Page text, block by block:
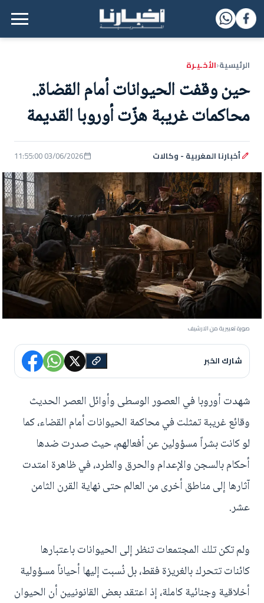
القائمة الرئيسية
الرئيسية‹الأخـيـرة
حين وقفت الحيوانات أمام القضاة..
محاكمات غريبة هزّت أوروبا القديمة
أخبارنا المغربية - وكالات 03/06/2026 11:55:00
صورة تعبيرية من الارشيف
شارك الخبر
شهدت أوروبا في العصور الوسطى وأوائل العصر الحديث
وقائع غريبة تمثلت في محاكمة الحيوانات أمام القضاء، كما
لو كانت بشراً مسؤولين عن أفعالهم، حيث صدرت ضدها
أحكام بالسجن والإعدام والحرق والطرد، في ظاهرة امتدت
آثارها إلى مناطق أخرى من العالم حتى نهاية القرن الثامن
عشر.
ولم تكن تلك المجتمعات تنظر إلى الحيوانات باعتبارها
كائنات تتحرك بالغريزة فقط، بل نُسبت إليها أحياناً مسؤولية
أخلاقية وجنائية كاملة، إذ اعتقد بعض القانونيين أن الحيوان